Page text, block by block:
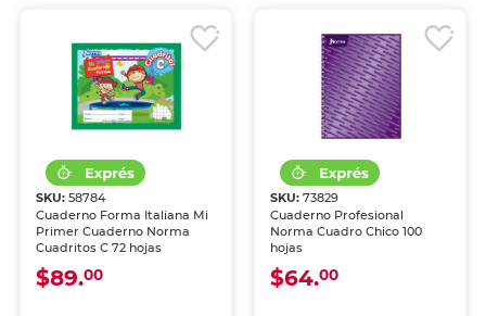
SKU:58784
Cuaderno Forma Italiana Mi
Primer Cuaderno Norma
Cuadritos C 72 hojas
$89.00
SKU: 73829
Cuaderno Profesional
Norma Cuadro Chico 100
hojas
$64.00